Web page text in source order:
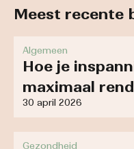
Meest recente
Algemeen
Hoe je
maximaal
30 april 2026
Gezondheid